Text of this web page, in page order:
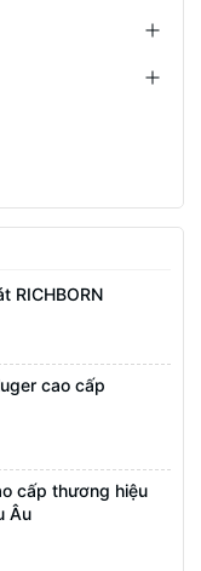
RICHBORN
cao cấp
cấp thương hiệu
Âu